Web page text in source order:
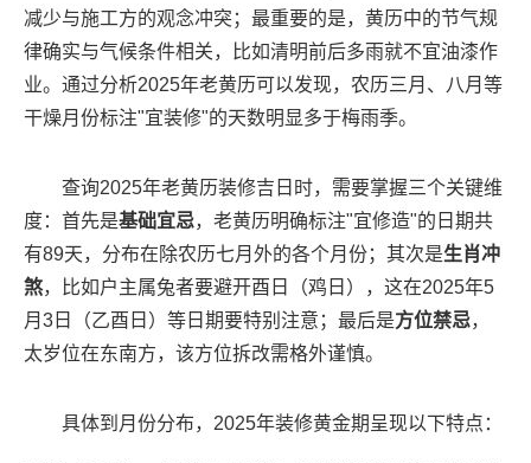
减少与施工方的观念冲突；最重要的是，黄历中的节气规
律确实与气候条件相关，比如清明前后多雨就不宜油漆作
业。通过分析2025年老黄历可以发现，农历三月、八月等
干燥月份标注"宜装修"的天数明显多于梅雨季。
查询2025年老黄历装修吉日时，需要掌握三个关键维
度：首先是基础宜忌，老黄历明确标注"宜修造"的日期共
有89天，分布在除农历七月外的各个月份；其次是生肖冲
煞，比如户主属兔者要避开酉日（鸡日），这在2025年5
月3日（乙酉日）等日期要特别注意；最后是方位禁忌，
太岁位在东南方，该方位拆改需格外谨慎。
具体到月份分布，2025年装修黄金期呈现以下特点：